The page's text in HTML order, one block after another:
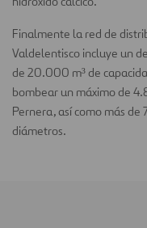
Finalmente la red de
Valdelentisco incluye un
de 20.000 m³ de
bombear un máximo de
Pernera, así como más de
diámetros.